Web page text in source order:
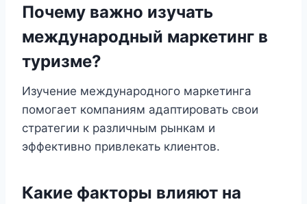
Почему важно изучать
международный маркетинг в
туризме?
Изучение международного маркетинга
помогает компаниям адаптировать свои
стратегии к различным рынкам и
эффективно привлекать клиентов.
Какие факторы влияют на